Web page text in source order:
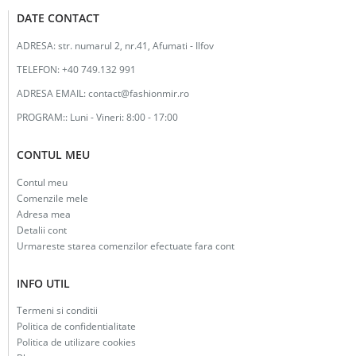
DATE CONTACT
ADRESA:str. numarul 2, nr.41, Afumati - Ilfov
TELEFON:+40 749.132 991
ADRESA EMAIL:contact@fashionmir.ro
PROGRAM:: Luni - Vineri: 8:00 - 17:00
CONTUL MEU
Contul meu
Comenzile mele
Adresa mea
Detalii cont
Urmareste starea comenzilor efectuate fara cont
INFO UTIL
Termeni si conditii
Politica de confidentialitate
Politica de utilizare cookies